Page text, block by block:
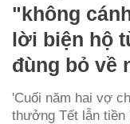
"không
lời biện hộ
đùng bỏ về
'Cuối năm hai vợ
thưởng Tết lẫn tiền